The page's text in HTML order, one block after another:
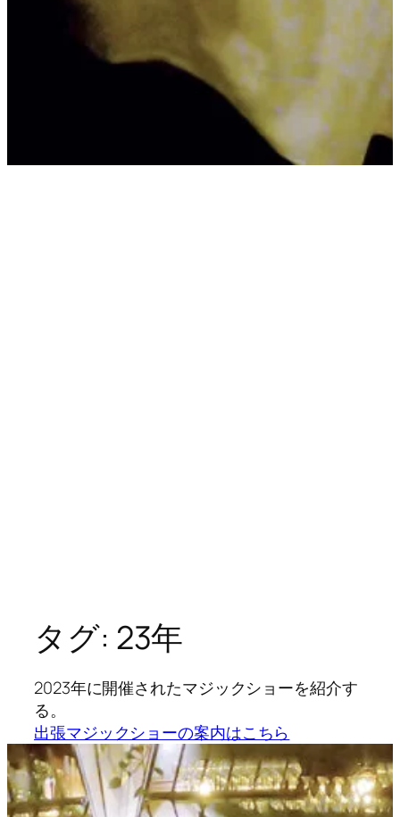
タグ: 23年
2023年に開催されたマジックショーを紹介す
る。
出張マジックショーの案内はこちら